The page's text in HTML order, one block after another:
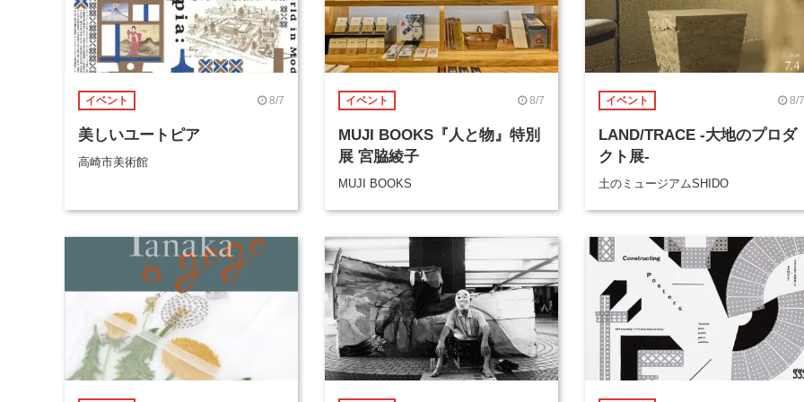
イベント 8/7
美しいユートピア
高崎市美術館
イベント 8/7
MUJI BOOKS『人と物』特別
展 宮脇綾子
MUJI BOOKS
イベント 8/7
LAND/TRACE -大地のプロダ
クト展-
土のミュージアムSHIDO